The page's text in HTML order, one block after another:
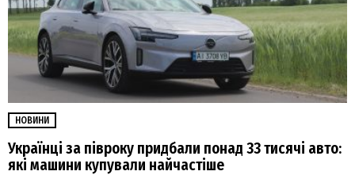
НОВИНИ
Українці за півроку придбали понад 33 тисячі авто:
які машини купували найчастіше